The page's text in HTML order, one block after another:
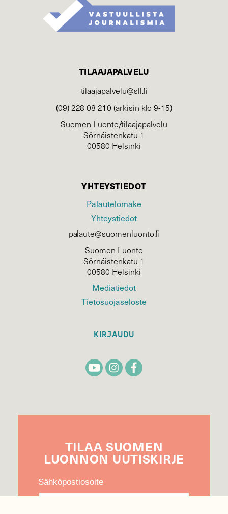
TILAAJAPALVELU
tilaajapalvelu@sll.fi
(09) 228 08 210 (arkisin klo 9-15)
Suomen Luonto/tilaajapalvelu
Sörnäistenkatu 1
00580 Helsinki
YHTEYSTIEDOT
Palautelomake
Yhteystiedot
palaute@suomenluonto.fi
Suomen Luonto
Sörnäistenkatu 1
00580 Helsinki
Mediatiedot
Tietosuojaseloste
KIRJAUDU
TILAA SUOMEN
LUONNON UUTIS­KIRJE
Sähköpostiosoite